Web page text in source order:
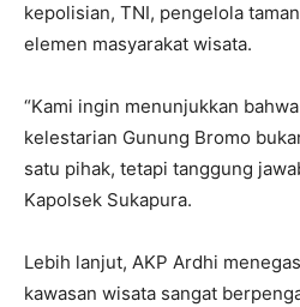
kepolisian, TNI, pengelola
elemen masyarakat wisata.
“Kami ingin menunjukkan
kelestarian Gunung Bromo
satu pihak, tetapi tanggung
Kapolsek Sukapura.
Lebih lanjut, AKP Ardhi
kawasan wisata sangat